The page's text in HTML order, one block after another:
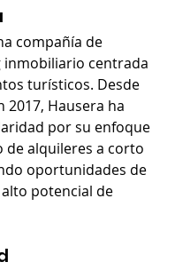
compañía de
centrada
turísticos. Desde
2017, Hausera ha
por su enfoque
de alquileres a corto
oportunidades de
potencial de